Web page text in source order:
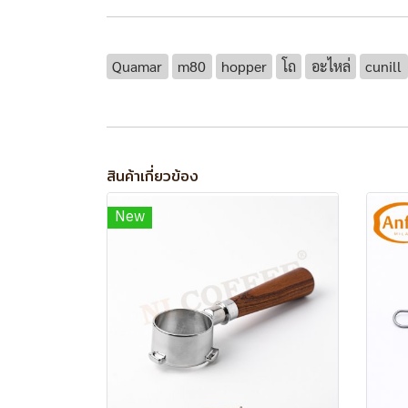
Quamar m80 hopper โถ อะไหล่ cunill
สินค้าเกี่ยวข้อง
New